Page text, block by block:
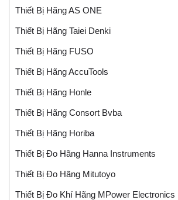
Thiết Bị Hãng AS ONE
Thiết Bị Hãng Taiei Denki
Thiết Bị Hãng FUSO
Thiết Bị Hãng AccuTools
Thiết Bị Hãng Honle
Thiết Bị Hãng Consort Bvba
Thiết Bị Hãng Horiba
Thiết Bị Đo Hãng Hanna Instruments
Thiết Bị Đo Hãng Mitutoyo
Thiết Bị Đo Khí Hãng MPower Electronics